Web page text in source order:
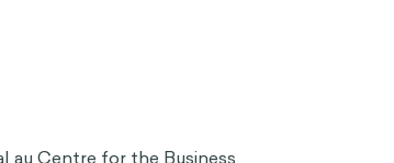
au Centre for the Business